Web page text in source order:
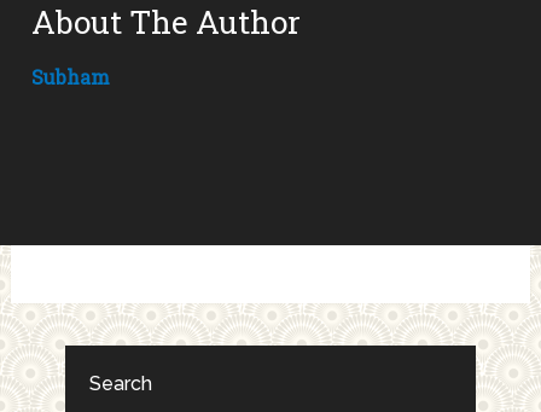
About The Author
Subham
Search